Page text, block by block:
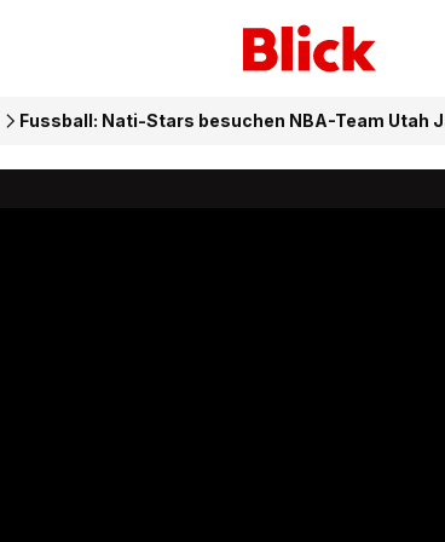
Fussball: Nati-Stars besuchen NBA-Team Utah